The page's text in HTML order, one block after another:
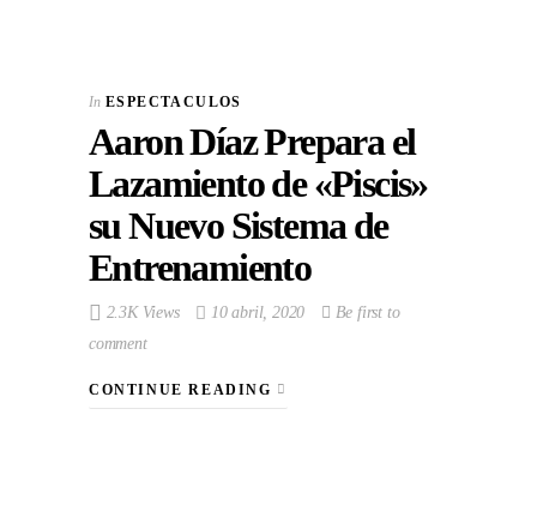
In ESPECTACULOS
Aaron Díaz Prepara el
Lazamiento de «Piscis»
su Nuevo Sistema de
Entrenamiento
2.3K Views 10 abril, 2020
Be first to
comment
CONTINUE READING